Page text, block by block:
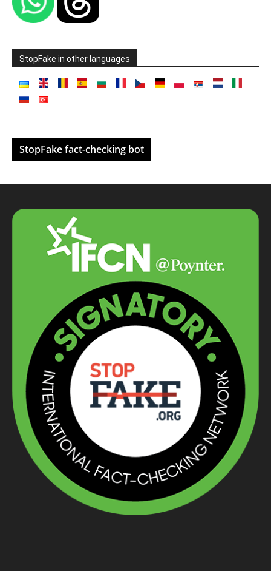
StopFake in other languages
StopFake fact-checking bot